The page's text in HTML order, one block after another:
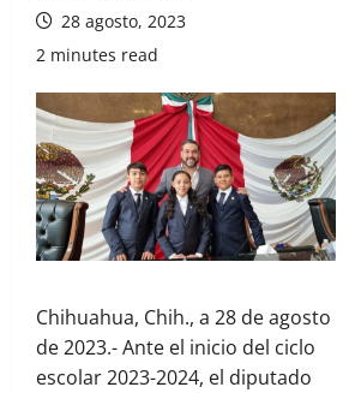
28 agosto, 2023
2 minutes read
Chihuahua, Chih., a 28 de agosto
de 2023.- Ante el inicio del ciclo
escolar 2023-2024, el diputado